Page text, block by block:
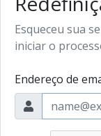
Esqueceu sua
iniciar o
Endereço de